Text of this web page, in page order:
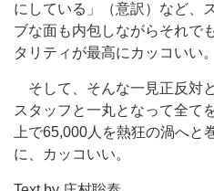
にしている」（意訳）など、
ブな面も内包しながらそれで
タリティが最高にカッコいい。
そして、そんな一見正反対
スタッフと一丸となって全て
上で65,000人を熱狂の渦へと
に、カッコいい。